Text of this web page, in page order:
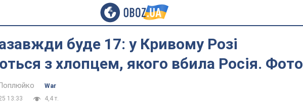
буде 17: у Кривому Розі
з хлопцем, якого вбила Росія. Фото
War
13:33
4,4 т.